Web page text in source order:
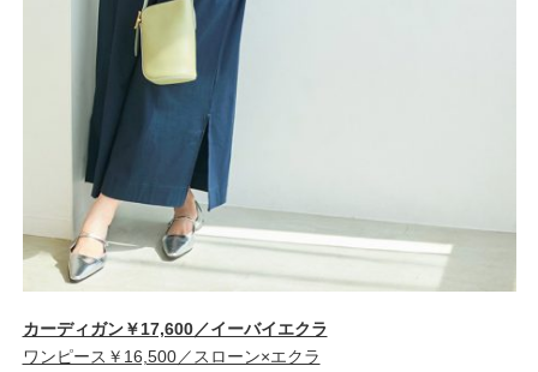
カーディガン￥17,600／イーバイエクラ
ワンピース￥16,500／スローン×エクラ